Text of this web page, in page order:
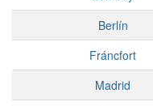
Berlín
Fráncfort
Madrid